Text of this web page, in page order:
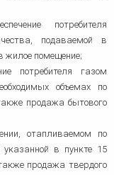
потребителя
подаваемой в
жилое помещение;
потребителя газом
объемах по
продажа бытового
отапливаемом по
указанной в пункте 15
продажа твердого